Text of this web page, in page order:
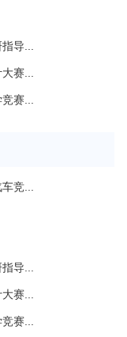
导...
赛...
赛...
竞...
导...
赛...
赛...